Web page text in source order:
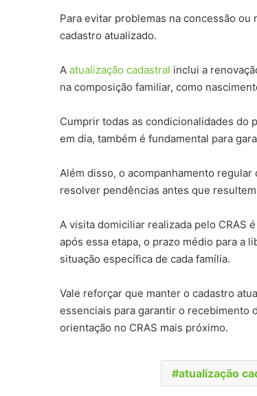
Para evitar problemas na concessão
cadastro atualizado.
A atualização cadastral inclui a
na composição familiar, como
Cumprir todas as condicionalidades do
em dia, também é fundamental para
Além disso, o acompanhamento
resolver pendências antes que
A visita domiciliar realizada pelo CRAS
após essa etapa, o prazo médio para a
situação específica de cada família.
Vale reforçar que manter o cadastro
essenciais para garantir o recebimento
orientação no CRAS mais próximo.
atualização